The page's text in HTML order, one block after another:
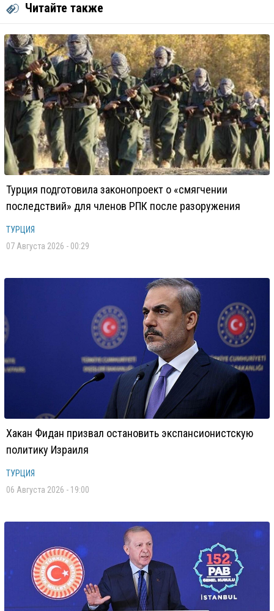
Читайте также
Турция подготовила законопроект о «смягчении
последствий» для членов РПК после разоружения
ТУРЦИЯ
07 Августа 2026 - 00:29
Хакан Фидан призвал остановить экспансионистскую
политику Израиля
ТУРЦИЯ
06 Августа 2026 - 19:00